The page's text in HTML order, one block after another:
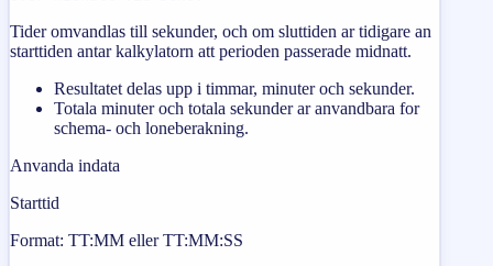
Tider omvandlas till sekunder, och om sluttiden ar tidigare an
starttiden antar kalkylatorn att perioden passerade midnatt.
Resultatet delas upp i timmar, minuter och sekunder.
Totala minuter och totala sekunder ar anvandbara for
schema- och loneberakning.
Anvanda indata
Starttid
Format: TT:MM eller TT:MM:SS